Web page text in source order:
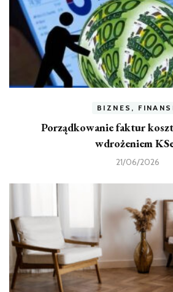
BIZNES,
Porządkowanie faktur
wdrożeniem
21/06/2026